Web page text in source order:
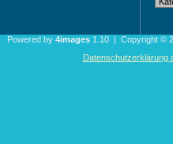
Powered by 4images 1.10 | Copyright ©
Datenschutzerklärung